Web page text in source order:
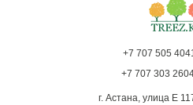
+7 707 505
+7 707 303
г. Астана, улица Е